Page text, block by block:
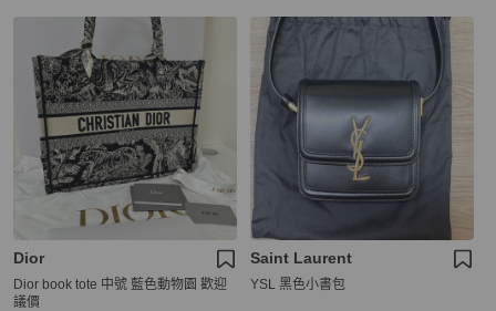
Dior
Dior book tote 中號 藍色動物園 歡迎
議價
Saint Laurent
YSL 黑色小書包